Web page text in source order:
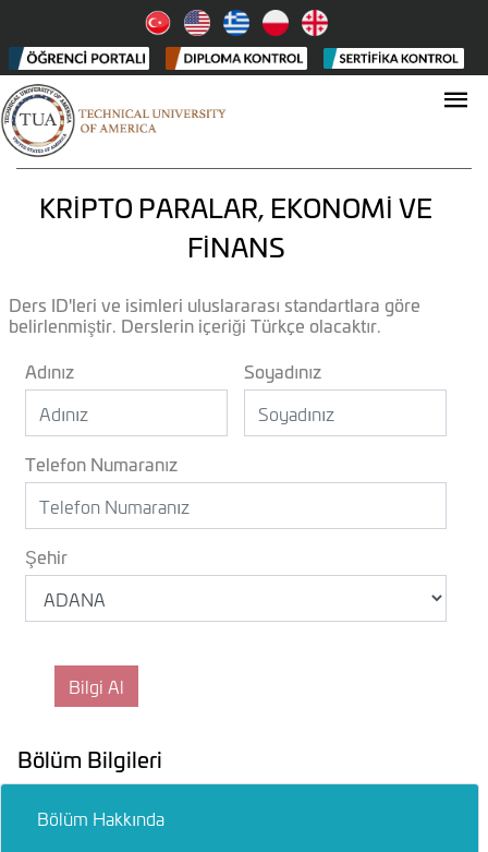
KRİPTO PARALAR, EKONOMİ VE
FİNANS
Ders ID'leri ve isimleri uluslararası standartlara göre
belirlenmiştir. Derslerin içeriği Türkçe olacaktır.
Adınız
Soyadınız
Telefon Numaranız
Şehir
Bölüm Bilgileri
Bölüm Hakkında